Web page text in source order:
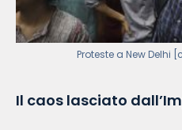
Proteste a New Delhi
Il caos lasciato